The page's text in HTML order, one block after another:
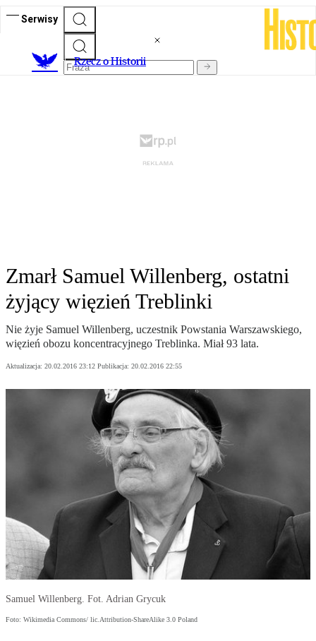
Serwisy
Rzecz o Historii
Zmarł Samuel Willenberg, ostatni
żyjący więzień Treblinki
Nie żyje Samuel Willenberg, uczestnik Powstania Warszawskiego,
więzień obozu koncentracyjnego Treblinka. Miał 93 lata.
Aktualizacja: 20.02.2016 23:12 Publikacja: 20.02.2016 22:55
Samuel Willenberg. Fot. Adrian Grycuk
Foto: Wikimedia Commons/ lic.Attribution-ShareAlike 3.0 Poland